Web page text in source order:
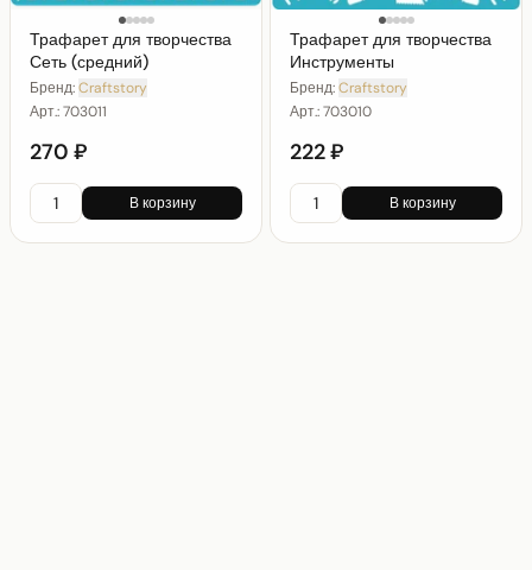
Трафарет для творчества
Сеть (средний)
Бренд:Craftstory
Арт.:703011
270 ₽
В корзину
Трафарет для творчества
Инструменты
Бренд:Craftstory
Арт.:703010
222 ₽
В корзину